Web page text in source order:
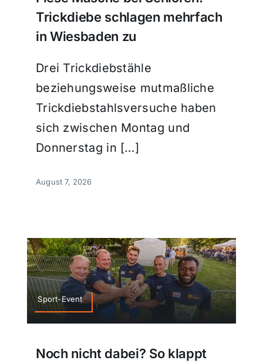
Trickdiebe schlagen mehrfach
in Wiesbaden zu
Drei Trickdiebstähle
beziehungsweise mutmaßliche
Trickdiebstahlsversuche haben
sich zwischen Montag und
Donnerstag in […]
August 7, 2026
Sport-Event
Noch nicht dabei? So klappt